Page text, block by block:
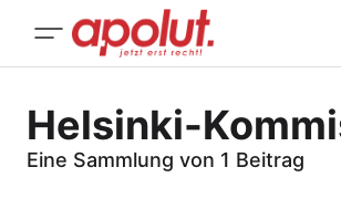
Helsinki-
Eine Sammlung von 1 Beitrag